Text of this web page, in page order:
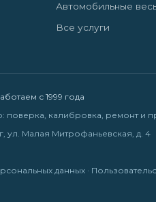
Автомобильные
Все услуги
с 1999 года
поверка, калибровка, ремонт и
ул. Малая Митрофаньевская, д. 4
данных ·